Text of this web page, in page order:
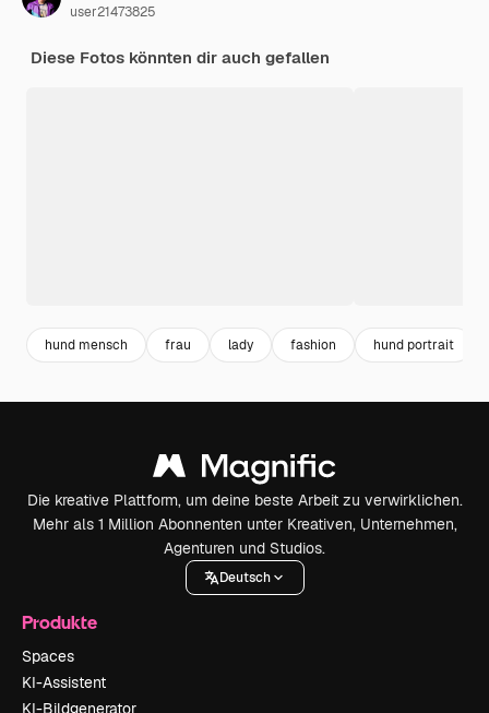
user21473825
Diese Fotos könnten dir auch gefallen
hund mensch frau lady fashion hund portrait
Die kreative Plattform, um deine beste Arbeit zu verwirklichen.
Mehr als 1 Million Abonnenten unter Kreativen, Unternehmen,
Agenturen und Studios.
Deutsch
Produkte
Spaces
KI-Assistent
KI-Bildgenerator